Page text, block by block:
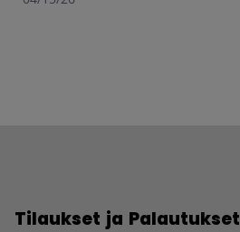
Tilaukset ja Palautukset